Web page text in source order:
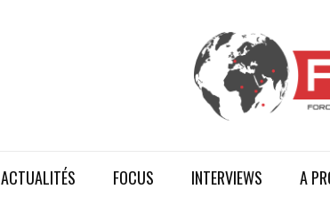
ACTUALITÉS FOCUS INTERVIEWS A